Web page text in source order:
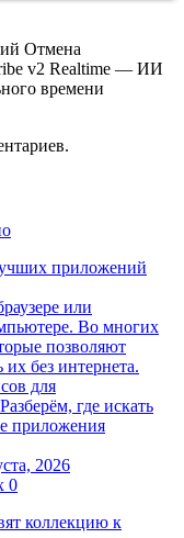
Отмена
v2 Realtime — ИИ
времени
приложений
или
Во многих
позволяют
без интернета.
для
где искать
приложения
2026
0